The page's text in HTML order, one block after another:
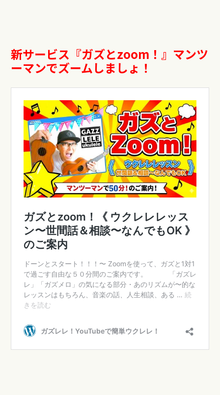
新サービス『ガズとzoom ！』マンツ
ーマンでズームしましょ！